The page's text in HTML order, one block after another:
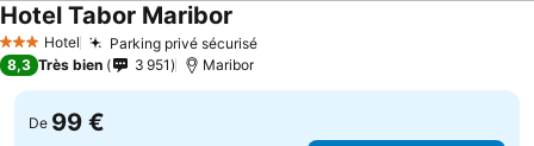
3 ÉtoilesHotel Parking privé sécuriséConsulter les prix
Hotel Tabor Maribor
8,3 Très bien 3 951 Maribor
De 99 €